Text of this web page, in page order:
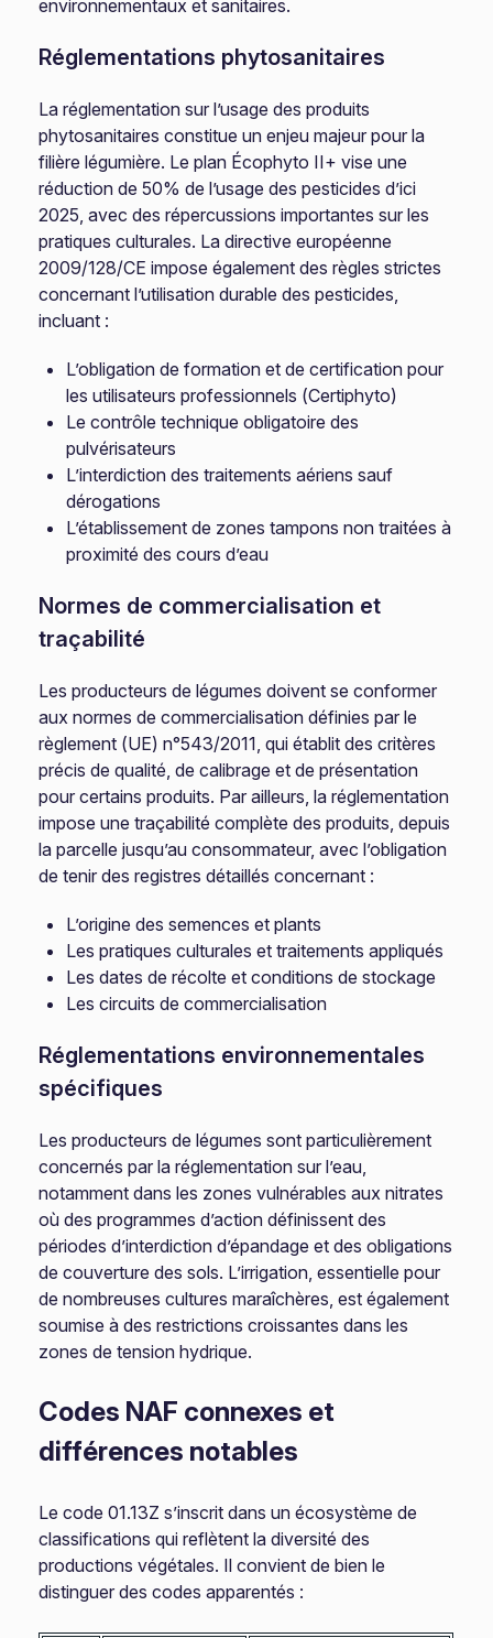
environnementaux et sanitaires.
Réglementations phytosanitaires
La réglementation sur l’usage des produits
phytosanitaires constitue un enjeu majeur pour la
filière légumière. Le plan Écophyto II+ vise une
réduction de 50% de l’usage des pesticides d’ici
2025, avec des répercussions importantes sur les
pratiques culturales. La directive européenne
2009/128/CE impose également des règles strictes
concernant l’utilisation durable des pesticides,
incluant :
L’obligation de formation et de certification pour
les utilisateurs professionnels (Certiphyto)
Le contrôle technique obligatoire des
pulvérisateurs
L’interdiction des traitements aériens sauf
dérogations
L’établissement de zones tampons non traitées à
proximité des cours d’eau
Normes de commercialisation et
traçabilité
Les producteurs de légumes doivent se conformer
aux normes de commercialisation définies par le
règlement (UE) n°543/2011, qui établit des critères
précis de qualité, de calibrage et de présentation
pour certains produits. Par ailleurs, la réglementation
impose une traçabilité complète des produits, depuis
la parcelle jusqu’au consommateur, avec l’obligation
de tenir des registres détaillés concernant :
L’origine des semences et plants
Les pratiques culturales et traitements appliqués
Les dates de récolte et conditions de stockage
Les circuits de commercialisation
Réglementations environnementales
spécifiques
Les producteurs de légumes sont particulièrement
concernés par la réglementation sur l’eau,
notamment dans les zones vulnérables aux nitrates
où des programmes d’action définissent des
périodes d’interdiction d’épandage et des obligations
de couverture des sols. L’irrigation, essentielle pour
de nombreuses cultures maraîchères, est également
soumise à des restrictions croissantes dans les
zones de tension hydrique.
Codes NAF connexes et
différences notables
Le code 01.13Z s’inscrit dans un écosystème de
classifications qui reflètent la diversité des
productions végétales. Il convient de bien le
distinguer des codes apparentés :